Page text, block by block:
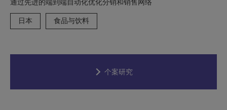
通过先进的端到端自动化优化分销和销售网络
日本 食品与饮料
个案研究